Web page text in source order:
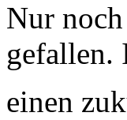
Nur
gefallen.
einen